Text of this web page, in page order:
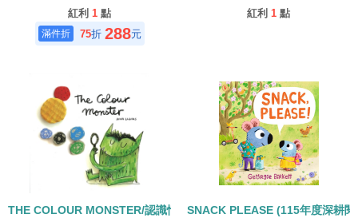
紅利 1 點
75折 288元
紅利 1 點
THE COLOUR MONSTER/認識情緒(中譯:彩色怪獸)
SNACK PLEASE (115年度深耕